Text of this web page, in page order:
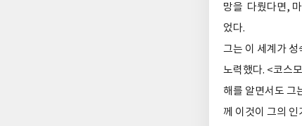
망을 다뤘다면,
었다.
그는 이 세계가
노력했다. <코스
해를 알면서도 그
께 이것이 그의 인